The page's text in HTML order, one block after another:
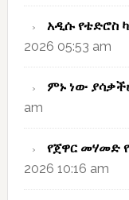
አዲሱ የቴድሮስ
2026 05:53 am
ምኑ ነው
am
የጀዋር መሃመድ
2026 10:16 am